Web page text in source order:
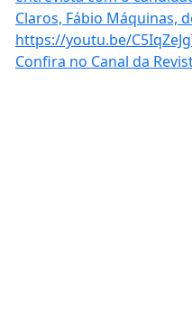
Confira no Canal da